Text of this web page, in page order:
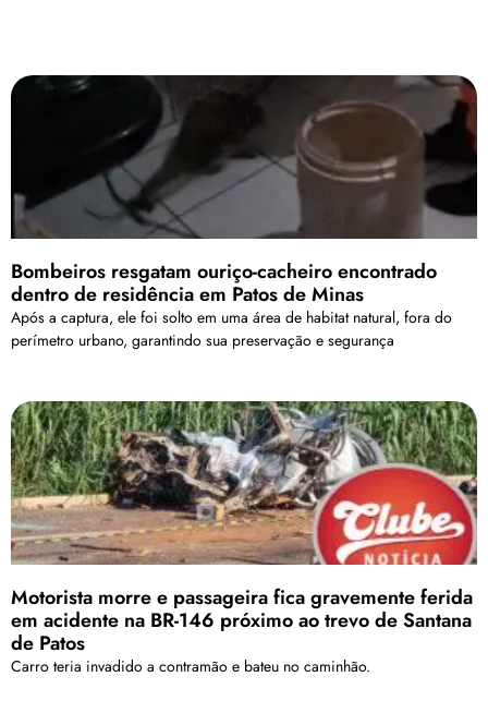
Bombeiros resgatam ouriço-cacheiro encontrado
dentro de residência em Patos de Minas
Após a captura, ele foi solto em uma área de habitat natural, fora do
perímetro urbano, garantindo sua preservação e segurança
Motorista morre e passageira fica gravemente ferida
em acidente na BR-146 próximo ao trevo de Santana
de Patos
Carro teria invadido a contramão e bateu no caminhão.